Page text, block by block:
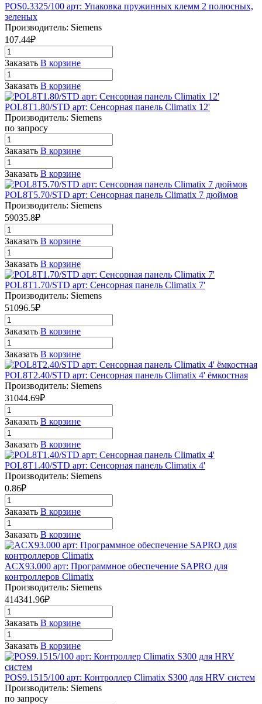
POS0.3325/100 арт: Упаковка пружинных клемм 2 полюсных,
зеленых
Производитель: Siemens
107.44₽
Заказать В корзине
Заказать В корзине
POL8T1.80/STD арт: Сенсорная панель Climatix 12'
Производитель: Siemens
по запросу
Заказать В корзине
Заказать В корзине
POL8T5.70/STD арт: Сенсорная панель Climatix 7 дюймов
Производитель: Siemens
59035.8₽
Заказать В корзине
Заказать В корзине
POL8T1.70/STD арт: Сенсорная панель Climatix 7'
Производитель: Siemens
51096.5₽
Заказать В корзине
Заказать В корзине
POL8T2.40/STD арт: Сенсорная панель Climatix 4' ёмкостная
Производитель: Siemens
31044.69₽
Заказать В корзине
Заказать В корзине
POL8T1.40/STD арт: Сенсорная панель Climatix 4'
Производитель: Siemens
0.86₽
Заказать В корзине
Заказать В корзине
ACX93.000 арт: Программное обеспечение SAPRO для
контроллеров Climatix
Производитель: Siemens
414341.96₽
Заказать В корзине
Заказать В корзине
POS9.1515/100 арт: Контроллер Climatix S300 для HRV систем
Производитель: Siemens
по запросу